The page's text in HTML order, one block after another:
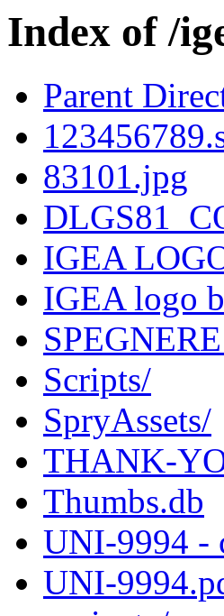
Index of /
Parent
83101.jpg
IGEA
IGEA logo
Scripts/
SpryAssets/
THANK-
Thumbs.db
UNI-9994 -
UNI-